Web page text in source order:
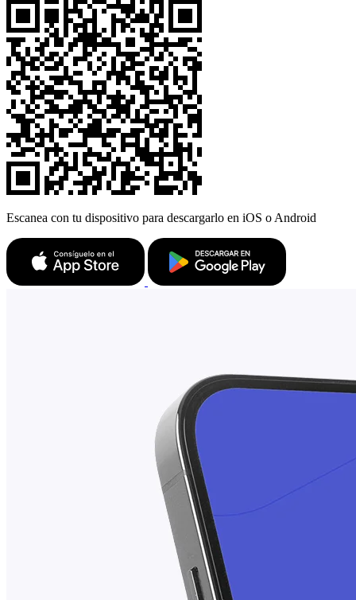
Escanea con tu dispositivo para descargarlo en iOS o Android